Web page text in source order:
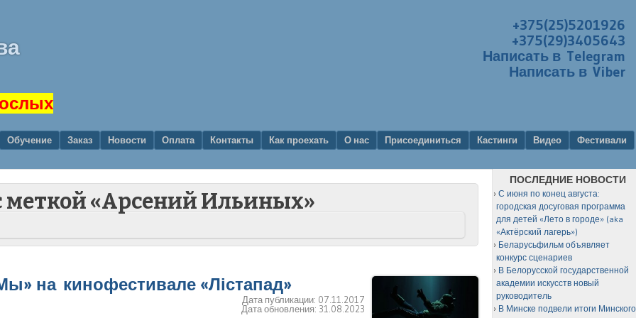
+375(25)5201926
+375(29)3405643
Написать в Telegram
Написать в Viber
Обучение Заказ Новости Оплата Контакты Как проехать О нас Присоединиться Кастинги Видео
Фестивали
меткой «Арсений Ильиных»
на кинофестивале «Лістапад»
Дата публикации: 07.11.2017
Дата обновления: 31.08.2023
ПОСЛЕДНИЕ НОВОСТИ
С июня по конец августа:
городская досуговая программа
для детей «Лето в городе» (aka
«Актёрский лагерь»)
Беларусьфильм объявляет
конкурс сценариев
В Белорусской государственной
академии искусств новый
руководитель
В Минске подвели итоги Минского